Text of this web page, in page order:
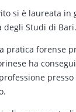
si è laureata
degli Studi di Bari.
pratica forense
ha
presso